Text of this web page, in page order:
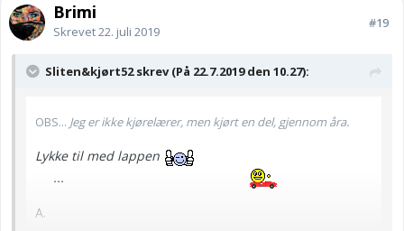
Brimi
Skrevet22. juli 2019
#19
Sliten&kjørt52 skrev (På 22.7.2019 den 10.27):
OBS... Jeg er ikke kjørelærer, men kjørt en del, gjennom åra.
Lykke til med lappen
...
A.